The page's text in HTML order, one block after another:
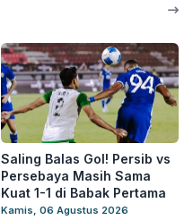
Saling Balas Gol! Persib vs
Persebaya Masih Sama
Kuat 1-1 di Babak Pertama
Kamis, 06 Agustus 2026